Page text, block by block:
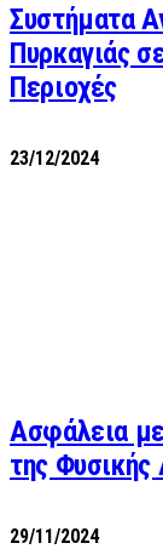
Συστήματα
Πυρκαγιάς
Περιοχές
23/12/2024
Ασφάλεια
της
29/11/2024